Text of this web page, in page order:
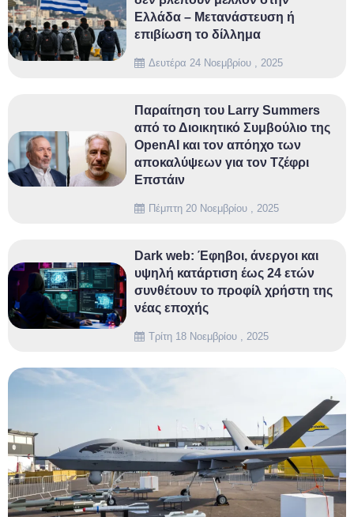
Δευτέρα 24 Νοεμβρίου , 2025
Ελλάδα – Μετανάστευση ή
επιβίωση το δίλλημα
Πέμπτη 20 Νοεμβρίου , 2025
Παραίτηση του Larry Summers
από το Διοικητικό Συμβούλιο της
OpenAI και τον απόηχο των
αποκαλύψεων για τον Τζέφρι
Επστάιν
Τρίτη 18 Νοεμβρίου , 2025
Dark web: Έφηβοι, άνεργοι και
υψηλή κατάρτιση έως 24 ετών
συνθέτουν το προφίλ χρήστη της
νέας εποχής